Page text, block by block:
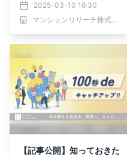
2025-03-10 16:30
マンションリサーチ株式会社
【記事公開】知っておきた